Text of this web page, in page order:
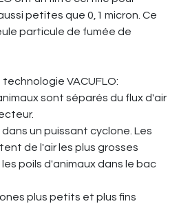
petites que 0,1 micron. Ce
particule de fumée de
VACUFLO:
sont séparés du flux d'air
un puissant cyclone. Les
de l'air les plus grosses
poils d'animaux dans le bac
plus petits et plus fins